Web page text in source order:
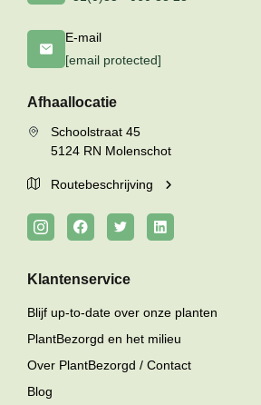
E-mail
[email protected]
Afhaallocatie
Schoolstraat 45
5124 RN Molenschot
Routebeschrijving
Klantenservice
Blijf up-to-date over onze planten
PlantBezorgd en het milieu
Over PlantBezorgd / Contact
Blog